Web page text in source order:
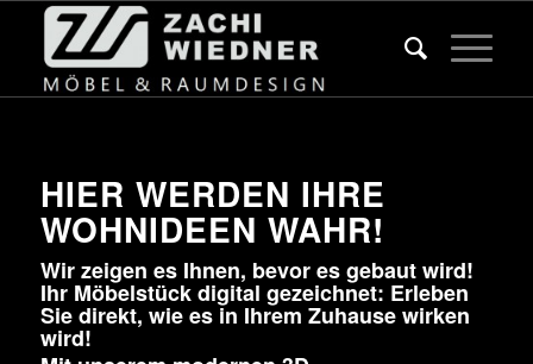
HIER WERDEN IHRE
WOHNIDEEN WAHR!
Wir zeigen es Ihnen, bevor es gebaut wird!
Ihr Möbelstück digital gezeichnet: Erleben
Sie direkt, wie es in Ihrem Zuhause wirken
wird!